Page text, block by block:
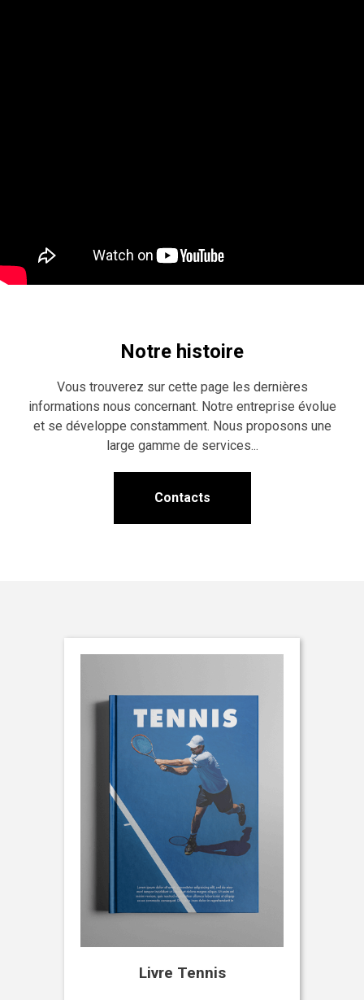
Notre histoire
Vous trouverez sur cette page les dernières
informations nous concernant. Notre entreprise évolue
et se développe constamment. Nous proposons une
large gamme de services...
Contacts
Livre Tennis